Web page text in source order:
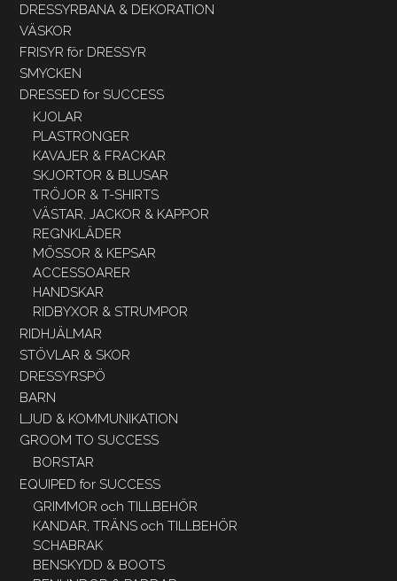
DRESSYRBANA & DEKORATION
VÄSKOR
FRISYR för DRESSYR
SMYCKEN
DRESSED for SUCCESS
KJOLAR
PLASTRONGER
KAVAJER & FRACKAR
SKJORTOR & BLUSAR
TRÖJOR & T-SHIRTS
VÄSTAR, JACKOR & KAPPOR
REGNKLÄDER
MÖSSOR & KEPSAR
ACCESSOARER
HANDSKAR
RIDBYXOR & STRUMPOR
RIDHJÄLMAR
STÖVLAR & SKOR
DRESSYRSPÖ
BARN
LJUD & KOMMUNIKATION
GROOM TO SUCCESS
BORSTAR
EQUIPED for SUCCESS
GRIMMOR och TILLBEHÖR
KANDAR, TRÄNS och TILLBEHÖR
SCHABRAK
BENSKYDD & BOOTS